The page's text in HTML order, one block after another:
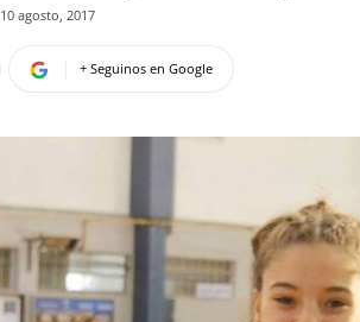
10 agosto, 2017
+ Seguinos en Google